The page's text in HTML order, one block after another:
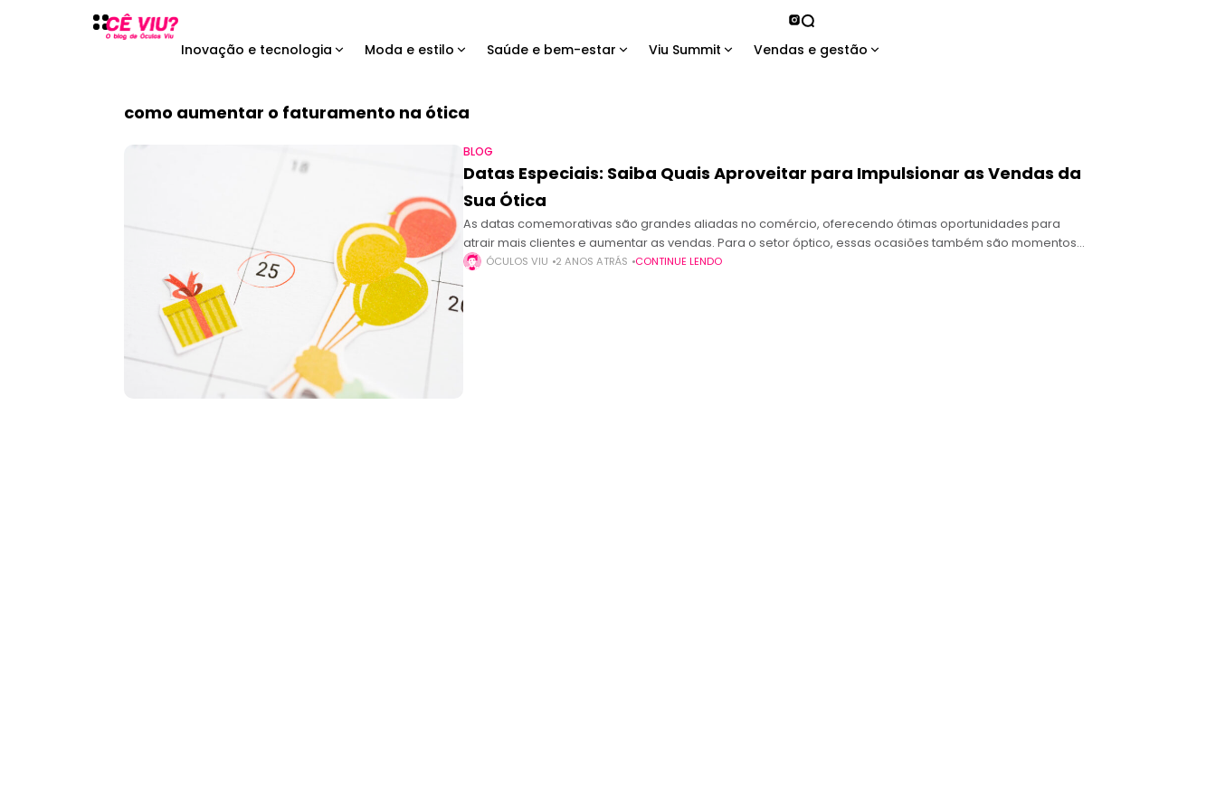
Inovação e tecnologia Moda e estilo Saúde e bem-estar Viu Summit Vendas e gestão
como aumentar o faturamento na ótica
BLOG
Datas Especiais: Saiba Quais Aproveitar para Impulsionar as Vendas da
Sua Ótica
As datas comemorativas são grandes aliadas no comércio, oferecendo ótimas oportunidades para
atrair mais clientes e aumentar as vendas. Para o setor óptico, essas ocasiões também são momentos
valiosos para
ÓCULOS VIU 2 ANOS ATRÁS CONTINUE LENDO